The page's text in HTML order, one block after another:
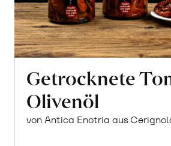
Getrocknete
Olivenöl
von Antica Enotria aus